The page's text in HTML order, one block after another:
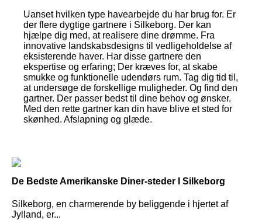
Uanset hvilken type havearbejde du har brug for. Er
der flere dygtige gartnere i Silkeborg. Der kan
hjælpe dig med, at realisere dine drømme. Fra
innovative landskabsdesigns til vedligeholdelse af
eksisterende haver. Har disse gartnere den
ekspertise og erfaring; Der kræves for, at skabe
smukke og funktionelle udendørs rum. Tag dig tid til,
at undersøge de forskellige muligheder. Og find den
gartner. Der passer bedst til dine behov og ønsker.
Med den rette gartner kan din have blive et sted for
skønhed. Afslapning og glæde.
De Bedste Amerikanske Diner-steder I Silkeborg
Silkeborg, en charmerende by beliggende i hjertet af
Jylland, er...